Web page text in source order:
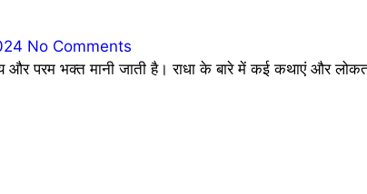
No Comments
और परम भक्त मानी जाती है। राधा के बारे में कई कथाएं और